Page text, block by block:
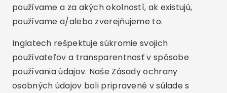
používame a za akých okolností, ak existujú,
používame a/alebo zverejňujeme to.
Inglatech rešpektuje súkromie svojich
používateľov a transparentnosť v spôsobe
používania údajov. Naše Zásady ochrany
osobných údajov boli pripravené v súlade s